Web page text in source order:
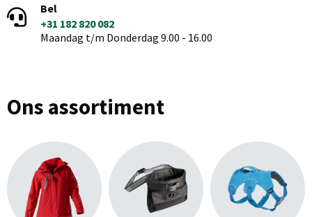
Bel
+31 182 820 082
Maandag t/m Donderdag 9.00 - 16.00
Ons assortiment